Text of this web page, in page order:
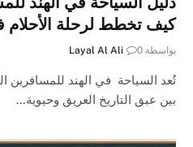
كيف تخطط لرحلة الأحلام
بواسطة Layal Al Ali 0
تُعد السياحة في الهند للمسافرين
بين عبق التاريخ العريق وحيوية…